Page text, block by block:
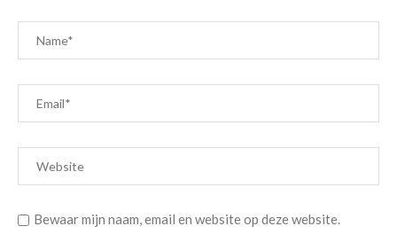
Bewaar mijn naam, email en website op deze website.